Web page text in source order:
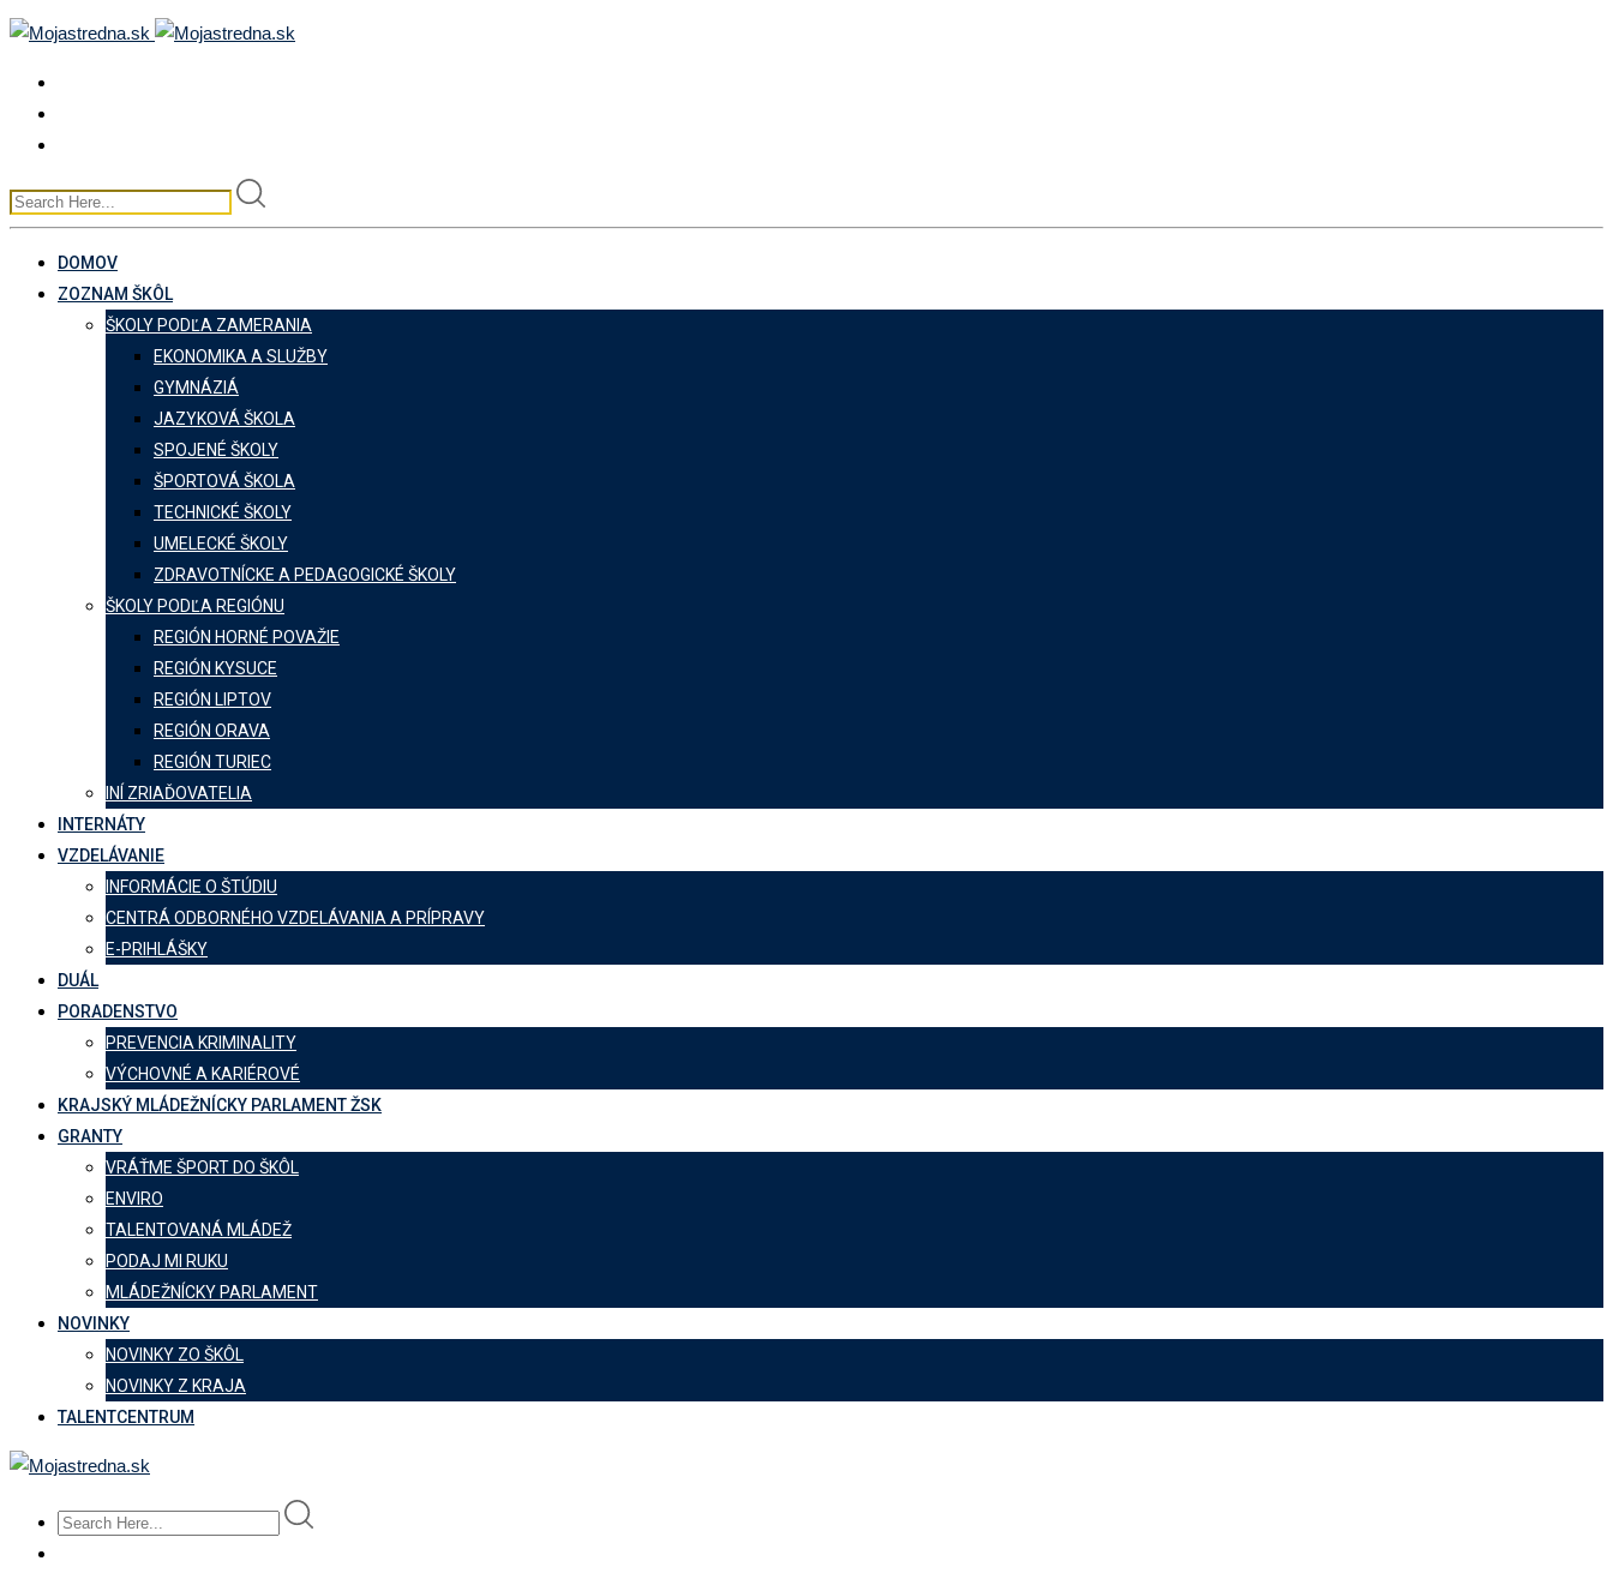
Skip
DOMOV
ZOZNAM ŠKÔL
ŠKOLY PODĽA ZAMERANIA
EKONOMIKA A SLUŽBY
GYMNÁZIÁ
JAZYKOVÁ ŠKOLA
SPOJENÉ ŠKOLY
ŠPORTOVÁ ŠKOLA
TECHNICKÉ ŠKOLY
UMELECKÉ ŠKOLY
ZDRAVOTNÍCKE A PEDAGOGICKÉ ŠKOLY
ŠKOLY PODĽA REGIÓNU
REGIÓN HORNÉ POVAŽIE
REGIÓN KYSUCE
REGIÓN LIPTOV
REGIÓN ORAVA
REGIÓN TURIEC
INÍ ZRIAĎOVATELIA
INTERNÁTY
VZDELÁVANIE
INFORMÁCIE O ŠTÚDIU
CENTRÁ ODBORNÉHO VZDELÁVANIA A PRÍPRAVY
E-PRIHLÁŠKY
DUÁL
PORADENSTVO
PREVENCIA KRIMINALITY
VÝCHOVNÉ A KARIÉROVÉ
KRAJSKÝ MLÁDEŽNÍCKY PARLAMENT ŽSK
GRANTY
VRÁŤME ŠPORT DO ŠKÔL
ENVIRO
TALENTOVANÁ MLÁDEŽ
PODAJ MI RUKU
MLÁDEŽNÍCKY PARLAMENT
NOVINKY
NOVINKY ZO ŠKÔL
NOVINKY Z KRAJA
TALENTCENTRUM